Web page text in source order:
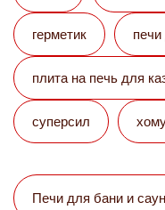
герметик
плита на печь для
суперсил
Печи для бани и